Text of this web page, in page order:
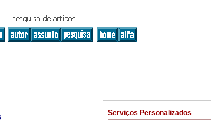
Serviços Personalizados